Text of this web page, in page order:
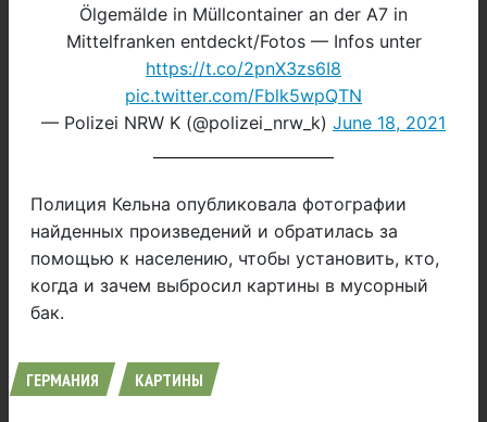
Ölgemälde in Müllcontainer an der A7 in
Mittelfranken entdeckt/Fotos — Infos unter
https://t.co/2pnX3zs6I8
pic.twitter.com/Fblk5wpQTN
— Polizei NRW K (@polizei_nrw_k) June 18, 2021
Полиция Кельна опубликовала фотографии
найденных произведений и обратилась за
помощью к населению, чтобы установить, кто,
когда и зачем выбросил картины в мусорный
бак.
ГЕРМАНИЯ КАРТИНЫ